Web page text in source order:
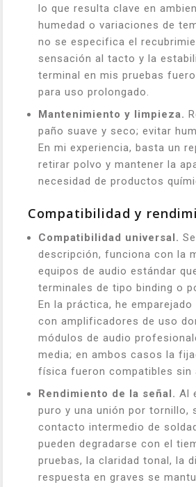
lo que resulta clave en
humedad o variaciones de
no se especifica el
sensación al tacto y la
terminal en mis pruebas
para uso prolongado.
Mantenimiento y limpieza.
paño suave y seco; evitar
En mi experiencia, basta un
retirar polvo y mantener la
necesidad de productos
Compatibilidad y
Compatibilidad universal.
descripción, funciona con la
equipos de audio estándar
terminales de tipo binding o
En la práctica, he
con amplificadores de uso
módulos de audio
media; en ambos casos la
física fueron compatibles sin
Rendimiento de la señal. Al
puro y una unión por tornillo,
contacto intermedio de
pueden degradarse con el
pruebas, la claridad tonal, la
respuesta en graves se